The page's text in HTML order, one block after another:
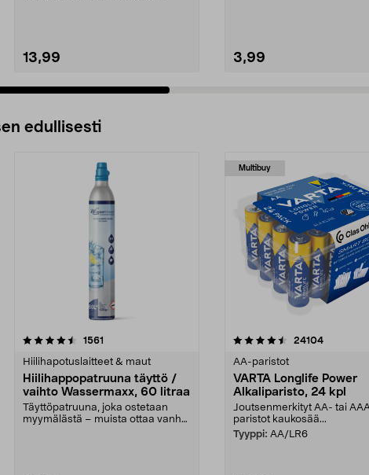
13,99 3,99
edullisesti
1561
Hiilihapotuslaitteet & maut
Hiilihappopatruuna täyttö /
vaihto Wassermaxx, 60 litraa
Täyttöpatruuna, joka ostetaan
myymälästä – muista ottaa vanha
Multibuy
4.5viidestä
24104arvostelut
AA-paristot
VARTA Longlife Power
Alkaliparisto, 24 kpl
Joutsenmerkityt AA- tai
paristot kaukosää...
Tyyppi: AA/LR6
4.5viidestä